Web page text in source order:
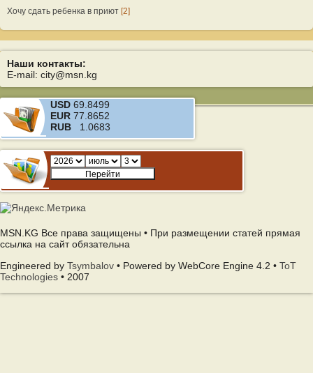
Хочу сдать ребенка в приют [2]
Наши контакты:
E-mail: city@msn.kg
USD 69.8499
EUR 77.8652
RUB 1.0683
MSN.KG Все права защищены • При размещении статей прямая
ссылка на сайт обязательна
Engineered by Tsymbalov • Powered by WebCore Engine 4.2 • ToT
Technologies • 2007